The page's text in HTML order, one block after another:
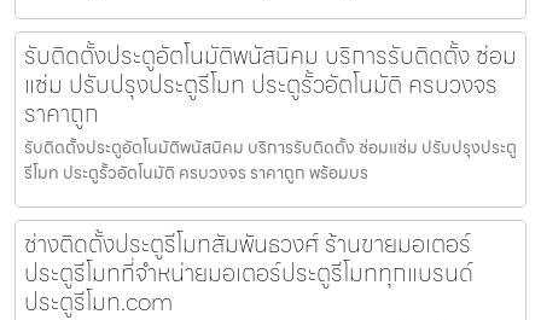
รับติดตั้งประตูอัตโนมัติพนัสนิคม บริการรับติดตั้ง ซ่อม
แซ่ม ปรับปรุงประตูรีโมท ประตูรั้วอัตโนมัติ ครบวงจร
ราคาถูก
รับติดตั้งประตูอัตโนมัติพนัสนิคม บริการรับติดตั้ง ซ่อมแซ่ม ปรับปรุงประตู
รีโมท ประตูรั้วอัตโนมัติ ครบวงจร ราคาถูก พร้อมบร
ช่างติดตั้งประตูรีโมทสัมพันธวงศ์ ร้านขายมอเตอร์
ประตูรีโมทที่จำหน่ายมอเตอร์ประตูรีโมททุกแบรนด์
ประตูรีโมท.com